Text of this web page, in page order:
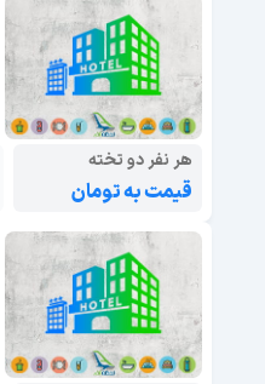
هر نفر دو تخته
قیمت به تومان